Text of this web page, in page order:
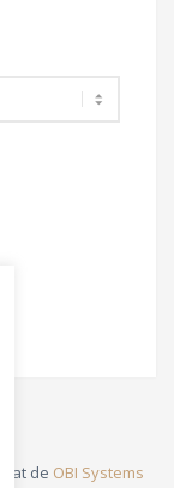
de OBI Systems